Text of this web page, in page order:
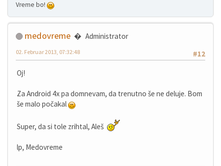
Vreme bo!
medovreme
Administrator
#12
02. Februar 2013, 07:32:48
Oj!
Za Android 4x pa domnevam, da trenutno še ne deluje. Bom
še malo počakal
Super, da si tole zrihtal, Aleš
lp, Medovreme